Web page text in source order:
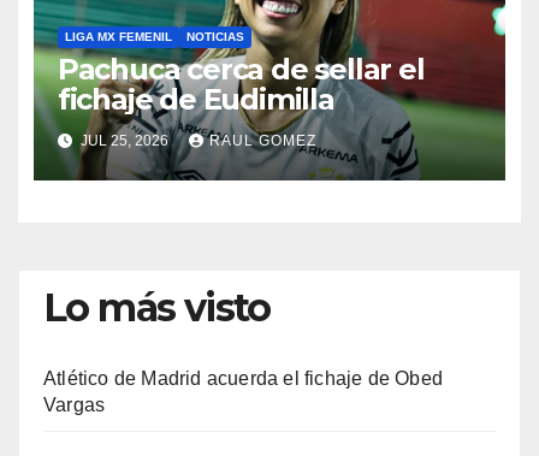
LIGA MX FEMENIL NOTICIAS
Pachuca cerca de sellar el
fichaje de Eudimilla
JUL 25, 2026 RAUL GOMEZ
Lo más visto
Atlético de Madrid acuerda el fichaje de Obed
Vargas